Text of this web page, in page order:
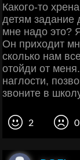
Какого-то
детям задание
мне надо это?
Он приходит
сколько нам
отойди от
наглости,
звоните в
2 0